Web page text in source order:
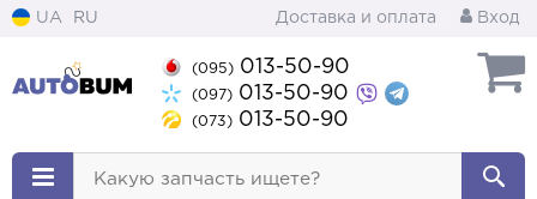
UA RU Доставка и оплата Вход
(095) 013-50-90
(097) 013-50-90
(073) 013-50-90
Какую запчасть ищете?